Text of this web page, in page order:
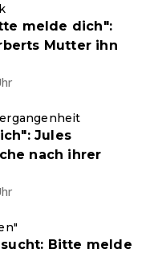
melde dich":
Mutter ihn
Jules
nach ihrer
Bitte melde